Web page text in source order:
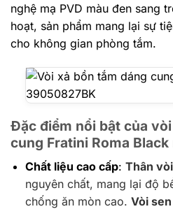
nghệ mạ PVD màu đen sang
hoạt, sản phẩm mang lại sự
cho không gian phòng tắm.
Đặc điểm nổi bật của
cung Fratini Roma
Chất liệu cao cấp: Thân vòi
nguyên chất, mang lại độ
chống ăn mòn cao. Vòi